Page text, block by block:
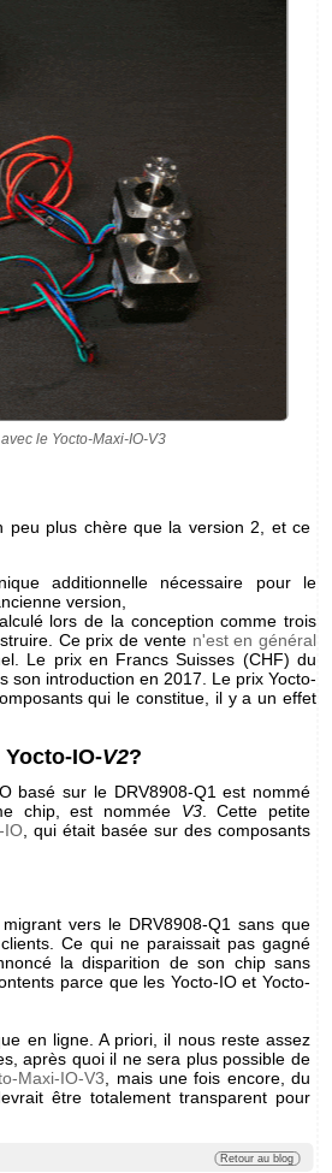
le Yocto-Maxi-IO-V3
peu plus chère que la version 2, et ce
additionnelle nécessaire pour le
version,
lors de la conception comme trois
Ce prix de vente n'est en général
Le prix en Francs Suisses (CHF) du
son introduction en 2017. Le prix Yocto-
qui le constitue, il y a un effet
IO-V2?
basé sur le DRV8908-Q1 est nommé
chip, est nommée V3. Cette petite
IO , qui était basée sur des composants
vers le DRV8908-Q1 sans que
Ce qui ne paraissait pas gagné
la disparition de son chip sans
parce que les Yocto-IO et Yocto-
en ligne. A priori, il nous reste assez
après quoi il ne sera plus possible de
Maxi-IO-V3 , mais une fois encore, du
être totalement transparent pour
Retour au blog